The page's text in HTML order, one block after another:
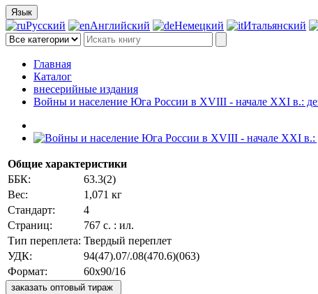
Язык
Русский Английский Немецкий Итальянский
Главная
Каталог
внесерийные издания
Войны и население Юга России в XVIII - начале XXI в.:
Общие характеристики
ББК:
63.3(2)
Вес:
1,071 кг
Стандарт:
4
Страниц:
767 с. : ил.
Тип переплета: Твердый переплет
УДК:
94(47).07/.08(470.6)(063)
Формат:
60х90/16
заказать оптовый тираж